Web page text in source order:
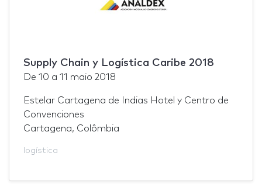
Supply Chain y Logística Caribe 2018
De 10 a 11 maio 2018
Estelar Cartagena de Indias Hotel y Centro de
Convenciones
Cartagena, Colômbia
logística